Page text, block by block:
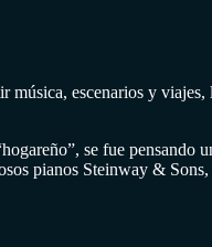
escenarios y
se fue pensando
pianos Steinway &